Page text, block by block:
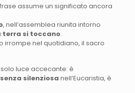
assume un significato ancora
, nell’assemblea riunita intorno
terra si toccano.
irrompe nel quotidiano, il sacro
luce accecante: è
silenziosa nell’Eucaristia, è